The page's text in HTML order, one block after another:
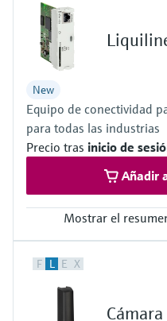
2 a 4 salidas de corriente de
Relé de alarma, 2 relés
Protección contra ingreso
IP 66 / IP 67
New
Equipo de conectividad
para todas las industrias
Precio tras inicio de
Añadir
Mostrar el
connection to Netilion Cloud
Ethernet; radio communication
Protección contra ingreso
depending on Liquiline
F L E X